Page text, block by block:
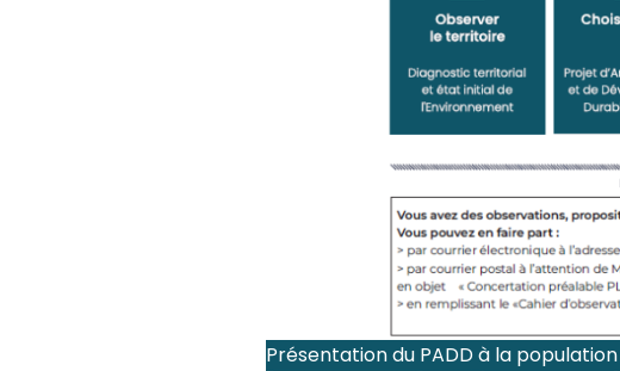
Présentation du PADD à la population